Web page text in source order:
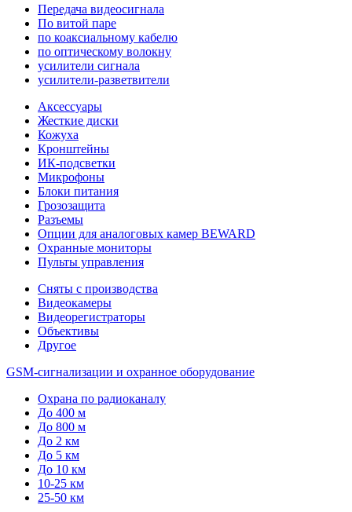
Передача видеосигнала
По витой паре
по коаксиальному кабелю
по оптическому волокну
усилители сигнала
усилители-разветвители
Аксессуары
Жесткие диски
Кожуха
Кронштейны
ИК-подсветки
Микрофоны
Блоки питания
Грозозащита
Разъемы
Опции для аналоговых камер BEWARD
Охранные мониторы
Пульты управления
Сняты с производства
Видеокамеры
Видеорегистраторы
Объективы
Другое
GSM-сигнализации и охранное оборудование
Охрана по радиоканалу
До 400 м
До 800 м
До 2 км
До 5 км
До 10 км
10-25 км
25-50 км